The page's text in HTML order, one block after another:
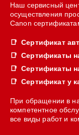
Наш сервисный
осуществления
Canon
Сертификат
Сертификаты
Сертификаты
Сертификат у
При обращении в
компетентное
все виды работ и